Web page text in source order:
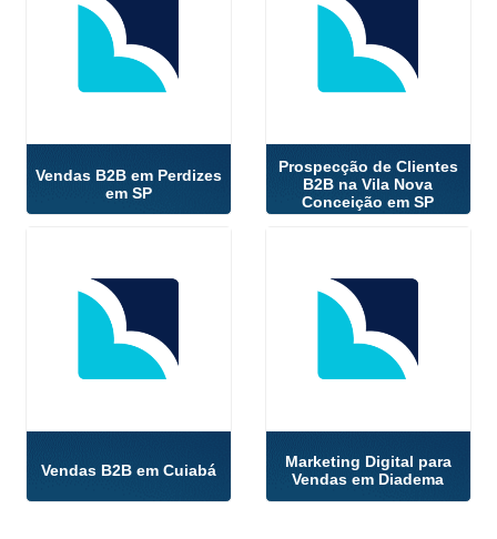
Vendas B2B em Perdizes
em SP
Prospecção de Clientes
B2B na Vila Nova
Conceição em SP
Vendas B2B em Cuiabá
Marketing Digital para
Vendas em Diadema